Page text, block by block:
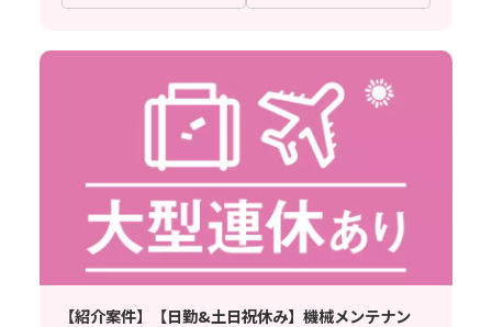
【紹介案件】【日勤&土日祝休み】機械メンテナン